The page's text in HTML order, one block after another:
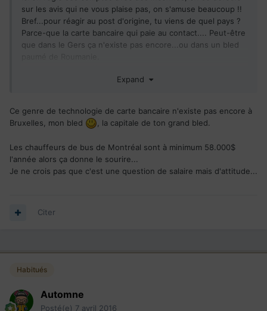
sur les avis qui ne vous plaise pas, on s'amuse beaucoup !!
Bref...pour réagir au post d'origine, tu viens de quel pays ?
Parce-que la carte bancaire qui paie au contact.... Peut-être
que dans le Gers ça n'existe pas encore...ou dans un bled
pas quoi dire...je suis sans arguments tellement c'est
hiver en Ontario ou en Norvège. Non, c'est un mélange
d'incompétence notoire et de corruption.
En ce qui concerne l'insécurité, c'est clair! On est bien plus
en sécurité ici.
Les chauffeurs de bus de Montréal sont à minimum 58.000$
Expand
Ce genre de technologie de carte bancaire n'existe pas encore à
Bruxelles, mon bled
, la capitale de ton grand bled.
Les chauffeurs de bus de Montréal sont à minimum 58.000$
l'année alors ça donne le sourire...
Je ne crois pas que c'est une question de salaire mais d'attitude...
Citer
Habitués
Automne
Posté(e) 7 avril 2016